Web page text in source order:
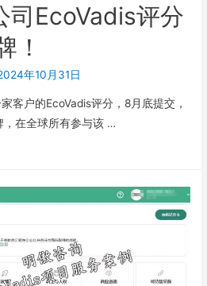
司EcoVadis评分
！
年10月31日
客户的EcoVadis评分，8月底提交，
在全球所有参与该 …